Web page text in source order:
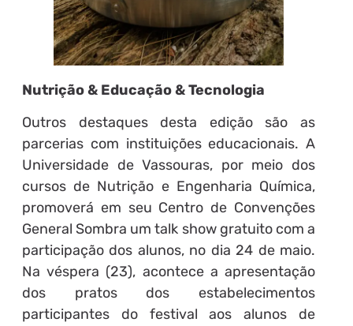
Nutrição & Educação & Tecnologia
Outros destaques desta edição são as
parcerias com instituições educacionais. A
Universidade de Vassouras, por meio dos
cursos de Nutrição e Engenharia Química,
promoverá em seu Centro de Convenções
General Sombra um talk show gratuito com a
participação dos alunos, no dia 24 de maio.
Na véspera (23), acontece a apresentação
dos pratos dos estabelecimentos
participantes do festival aos alunos de